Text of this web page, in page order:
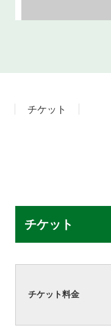
チケット
チケット
チケット料金